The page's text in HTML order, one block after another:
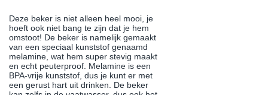
Deze beker is niet alleen heel mooi, je
hoeft ook niet bang te zijn dat je hem
omstoot! De beker is namelijk gemaakt
van een speciaal kunststof genaamd
melamine, wat hem super stevig maakt
en echt peuterproof. Melamine is een
BPA-vrije kunststof, dus je kunt er met
een gerust hart uit drinken. De beker